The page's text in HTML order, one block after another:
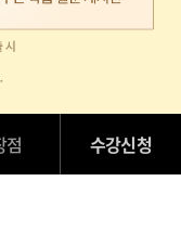
점 수강신청